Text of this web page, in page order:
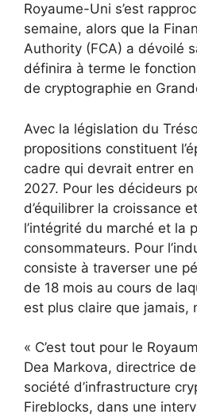
Royaume-Uni s’est
semaine, alors que la
Authority (FCA) a dévoilé
définira à terme le
de cryptographie en
Avec la législation du
propositions constituent
cadre qui devrait entrer
2027. Pour les décideurs
d’équilibrer la croissance
l’intégrité du marché et la
consommateurs. Pour
consiste à traverser une
de 18 mois au cours de
est plus claire que jamais,
« C’est tout pour le
Dea Markova, directrice
société d’infrastructure
Fireblocks, dans une